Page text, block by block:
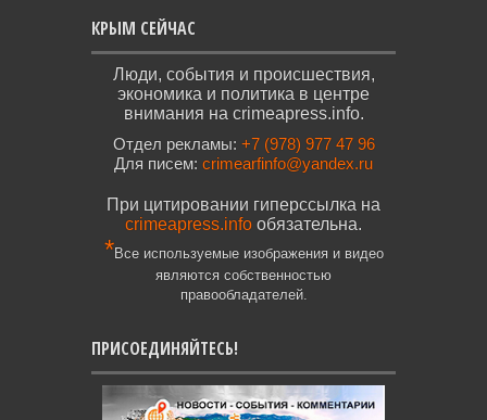
КРЫМ СЕЙЧАС
Люди, события и происшествия,
экономика и политика в центре
внимания на crimeapress.info.
Отдел рекламы: +7 (978) 977 47 96
Для писем: crimearfinfo@yandex.ru
При цитировании гиперссылка на
crimeapress.info обязательна.
*Все используемые изображения и видео
являются собственностью
правообладателей.
ПРИСОЕДИНЯЙТЕСЬ!